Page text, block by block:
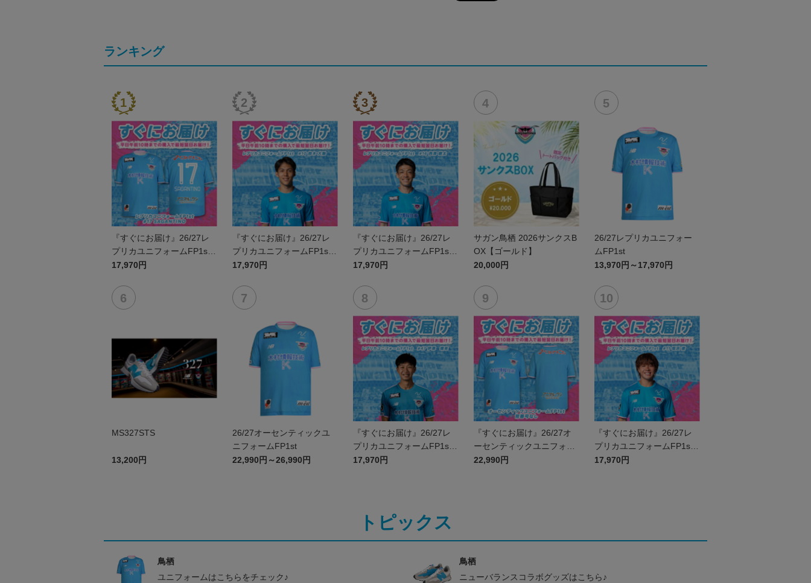
ランキング
『すぐにお届け』26/27レ
プリカユニフォームFP1st
No.17 SAGANTINO
17,970円
『すぐにお届け』26/27レ
プリカユニフォームFP1st
No.10 鈴木 大馳
17,970円
『すぐにお届け』26/27レ
プリカユニフォームFP1st
No.16 西澤 健太
17,970円
サガン鳥栖 2026サンクスB
OX【ゴールド】
20,000円
26/27レプリカユニフォー
ムFP1st
13,970円～17,970円
MS327STS
13,200円
26/27オーセンティックユ
ニフォームFP1st
22,990円～26,990円
『すぐにお届け』26/27レ
プリカユニフォームFP1st
No.47 伊澤 璃来
17,970円
『すぐにお届け』26/27オ
ーセンティックユニフォー
ムFP1st 背番号なし
22,990円
『すぐにお届け』26/27レ
プリカユニフォームFP1st
No.11 塩浜 遼
17,970円
トピックス
鳥栖
ユニフォームはこちらをチェック♪
鳥栖
ニューバランスコラボグッズはこちら♪